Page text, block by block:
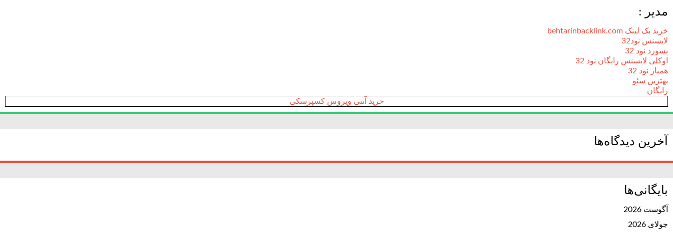
مدیر :
خرید بک لینک behtarinbacklink.com
لایسنس نود32
پسورد نود 32
اوکلی لایسنس رایگان نود 32
همیار نود 32
بهترین سئو
رایگان
خرید آنتی ویروس کسپرسکی
آخرین دیدگاه‌ها
بایگانی‌ها
آگوست 2026
جولای 2026